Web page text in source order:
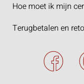
Hoe moet ik mijn
Terugbetalen en